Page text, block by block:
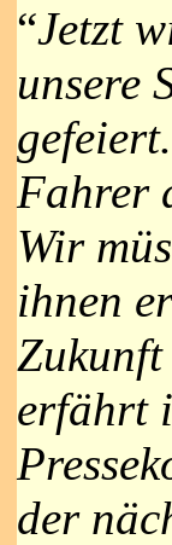
“Jetzt
unsere
Fahrer
Wir
ihnen
Zukunft
erfährt
der